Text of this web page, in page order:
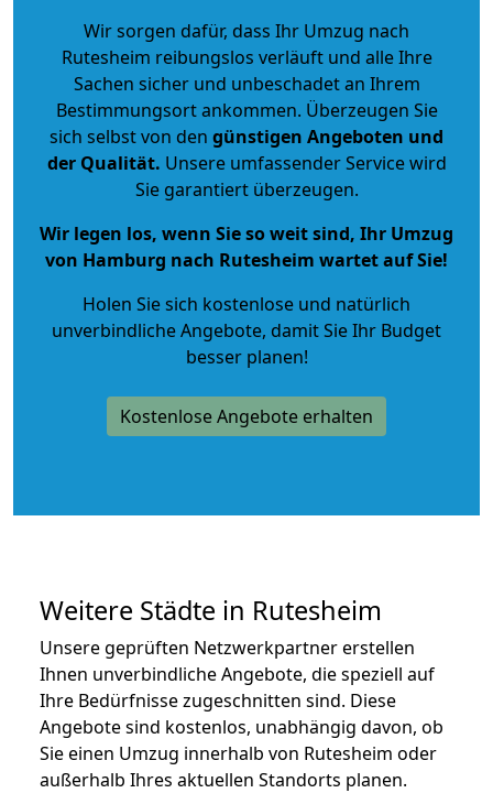
Wir sorgen dafür, dass Ihr Umzug nach
Rutesheim reibungslos verläuft und alle Ihre
Sachen sicher und unbeschadet an Ihrem
Bestimmungsort ankommen. Überzeugen Sie
sich selbst von den günstigen Angeboten und
der Qualität. Unsere umfassender Service wird
Sie garantiert überzeugen.
Wir legen los, wenn Sie so weit sind, Ihr Umzug
von Hamburg nach Rutesheim wartet auf Sie!
Holen Sie sich kostenlose und natürlich
unverbindliche Angebote, damit Sie Ihr Budget
besser planen!
Kostenlose Angebote erhalten
Weitere Städte in Rutesheim
Unsere geprüften Netzwerkpartner erstellen
Ihnen unverbindliche Angebote, die speziell auf
Ihre Bedürfnisse zugeschnitten sind. Diese
Angebote sind kostenlos, unabhängig davon, ob
Sie einen Umzug innerhalb von Rutesheim oder
außerhalb Ihres aktuellen Standorts planen.